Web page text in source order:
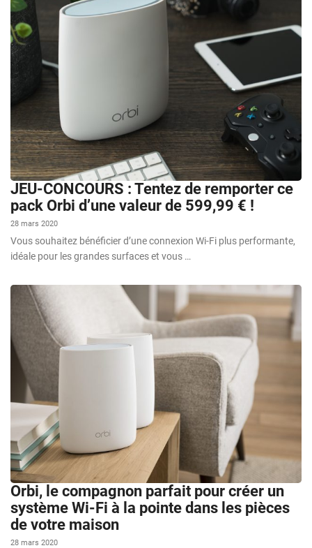
JEU-CONCOURS : Tentez de remporter ce
pack Orbi d’une valeur de 599,99 € !
28 mars 2020
Vous souhaitez bénéficier d’une connexion Wi-Fi plus performante,
idéale pour les grandes surfaces et vous …
Orbi, le compagnon parfait pour créer un
système Wi-Fi à la pointe dans les pièces
de votre maison
28 mars 2020